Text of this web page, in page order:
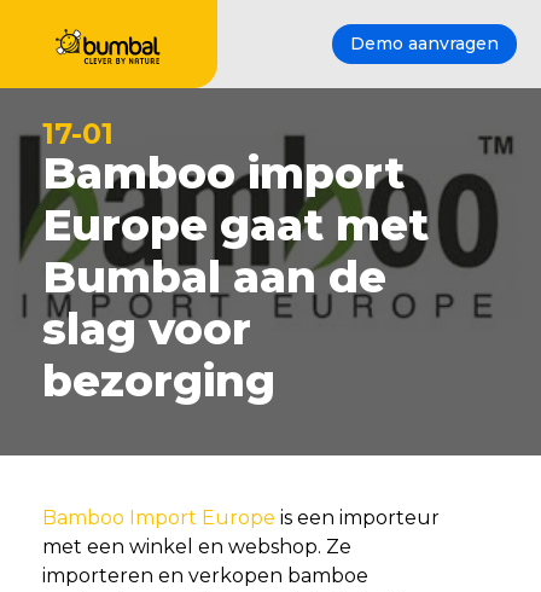
Demo aanvragen
17-01
Bamboo import
Europe gaat met
Bumbal aan de
slag voor
bezorging
Bamboo Import Europe is een importeur
met een winkel en webshop. Ze
importeren en verkopen bamboe